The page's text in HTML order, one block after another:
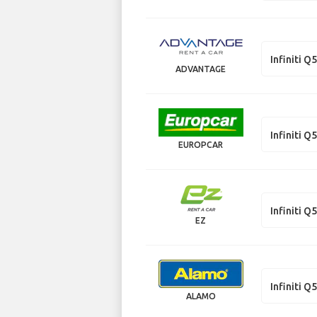
ADVANTAGE
Infiniti
EUROPCAR
Infiniti
EZ
Infiniti
ALAMO
Infiniti